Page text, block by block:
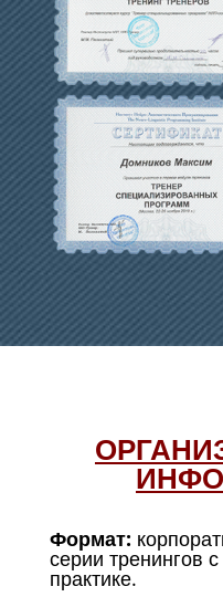
Формат:
серии тренингов
практике.